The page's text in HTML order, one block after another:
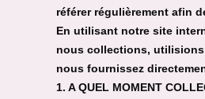
référer régulièrement afin
En utilisant notre site
nous collections, utilisions
nous fournissez
1. A QUEL MOMENT